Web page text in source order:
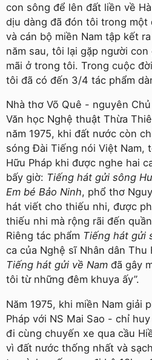
con sông để lên đất liền về
dịu dàng đã đón tôi trong
và cán bộ miền Nam tập kết
năm sau, tôi lại gặp người
mãi ở trong tôi. Trong cuộc
tôi đã có đến 3/4 tác phẩm
Nhà thơ Võ Quê - nguyên
Văn học Nghệ thuật Thừa
năm 1975, khi đất nước còn
sóng Đài Tiếng nói Việt Nam,
Hữu Pháp khi được nghe hai
bấy giờ: Tiếng hát gửi sông
Em bé Bảo Ninh, phổ thơ
hát viết cho thiếu nhi, được
thiếu nhi mà rộng rãi đến
Riêng tác phẩm Tiếng hát gửi
ca của Nghệ sĩ Nhân dân
Tiếng hát gửi về Nam đã gây
tôi từ những đêm khuya ấy”.
Năm 1975, khi miền Nam giải
Pháp với NS Mai Sao - chỉ
đi cùng chuyến xe qua cầu
vì đất nước thống nhất và